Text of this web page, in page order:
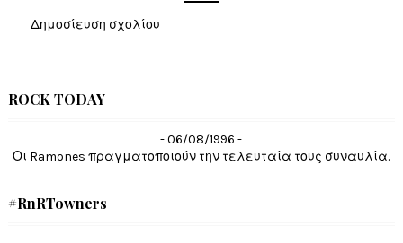
Δημοσίευση σχολίου
ROCK TODAY
- 06/08/1996 -
Οι Ramones πραγματοποιούν την τελευταία τους συναυλία.
#RnRTowners